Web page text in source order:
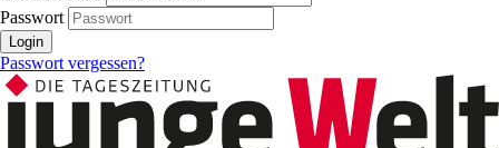
Passwort
Login
Passwort vergessen?